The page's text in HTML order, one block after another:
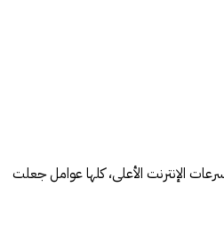
الإنترنت الأعلى، كلها عوامل جعلت